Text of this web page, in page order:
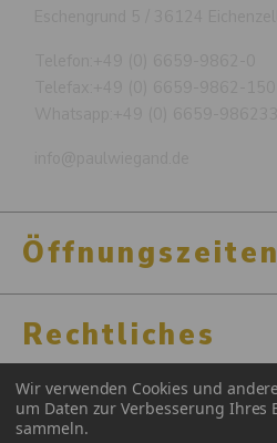
Öffnungszeiten
Rechtliches
Wir verwenden Cookies und
um Daten zur Verbesserung Ihres
sammeln.